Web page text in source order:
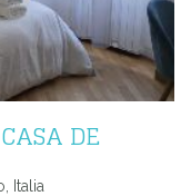
DE
Italia